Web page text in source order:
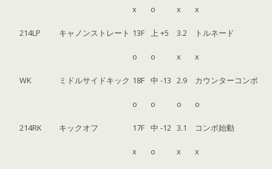
x o x x
214LP キャノンストレート 13F 上 +5 3.2 トルネード
o o x x
WK ミドルサイドキック 18F 中 -13 2.9 カウンターコンボ
o o o o
214RK キックオフ 17F 中 -12 3.1 コンボ始動
x o x x